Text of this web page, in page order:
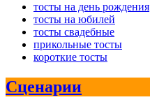
тосты на день рождения
тосты на юбилей
тосты свадебные
прикольные тосты
короткие тосты
Сценарии